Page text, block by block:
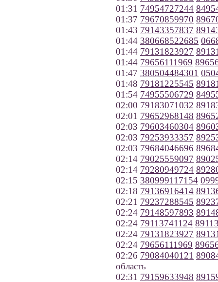
01:31 74954727244
01:37 79670859970
01:43 79143357837
01:44 380668522685
01:44 79131823927
01:44 79656111969
01:47 380504484301
01:48 79181225545
01:54 74955506729
02:00 79183071032
02:01 79652968148
02:03 79603460304
02:03 79253933357
02:03 79684046696
02:14 79025559097
02:14 79280949724
02:15 380999117154
02:18 79136916414
02:21 79237288545
02:24 79148597893
02:24 79113741124
02:24 79131823927
02:24 79656111969
02:26 79084040121
область
02:31 79159633948